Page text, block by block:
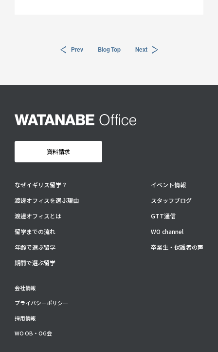
For UK Schools:
Prev Blog Top Next
資料請求
なぜイギリス留学？
渡邊オフィスを選ぶ理由
渡邊オフィスとは
留学までの流れ
年齢で選ぶ留学
期間で選ぶ留学
イベント情報
スタッフブログ
GTT通信
WO channel
卒業生・保護者の声
会社情報
プライバシーポリシー
採用情報
WO OB・OG会